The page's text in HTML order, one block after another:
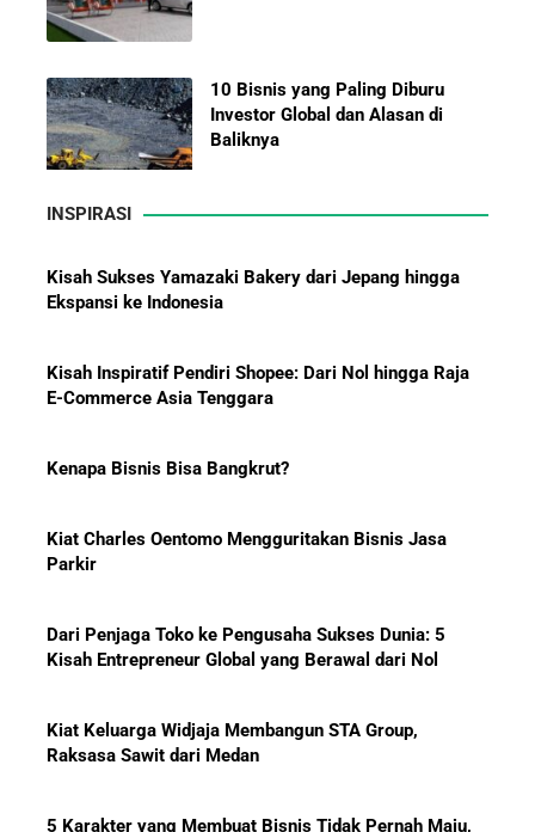
Baliknya
Pemain?
Menanti Solar B50: Mampukah
Nasional dan Menekan Impor
Penghalang Menuju Kesuksesan
Bola Asal Maroko yang
INSPIRASI
Kisah Sukses Yamazaki Bakery dari Jepang hingga
Ekspansi ke Indonesia
Kisah Inspiratif Pendiri Shopee: Dari Nol hingga Raja
E-Commerce Asia Tenggara
Kenapa Bisnis Bisa Bangkrut?
Kiat Charles Oentomo Mengguritakan Bisnis Jasa
Parkir
Dari Penjaga Toko ke Pengusaha Sukses Dunia: 5
Kisah Entrepreneur Global yang Berawal dari Nol
Kiat Keluarga Widjaja Membangun STA Group,
Raksasa Sawit dari Medan
5 Karakter yang Membuat Bisnis Tidak Pernah Maju,